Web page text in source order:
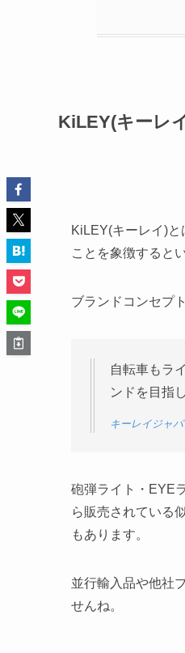
KiLEY(キーレ
KiLEY(キーレイ)
ことを象徴すると
ブランドコンセプ
自転車もラ
ンドを目指
キーレイジャ
砲弾ライト・EYE
ら販売されている
もあります。
並行輸入品や他社
せんね。